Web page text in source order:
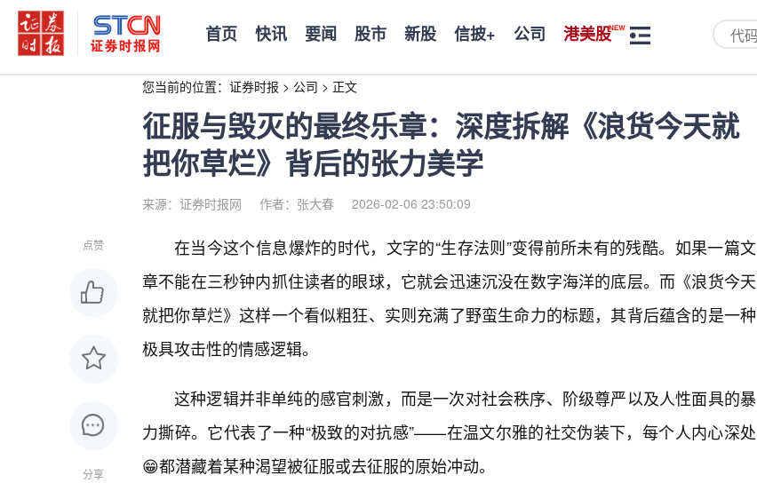
首页 快讯 要闻 股市 新股 信披+ 公司 港美股
您当前的位置： 证券时报 > 公司 > 正文
征服与毁灭的最终乐章：深度拆解《浪货今天就
把你草烂》背后的张力美学
来源：证券时报网 作者：张大春 2026-02-06 23:50:09
点赞
分享
在当今这个信息爆炸的时代，文字的“生存法则”变得前所未有的残酷。如果一篇文
章不能在三秒钟内抓住读者的眼球，它就会迅速沉没在数字海洋的底层。而《浪货今天
就把你草烂》这样一个看似粗狂、实则充满了野蛮生命力的标题，其背后蕴含的是一种
极具攻击性的情感逻辑。
这种逻辑并非单纯的感官刺激，而是一次对社会秩序、阶级尊严以及人性面具的暴
力撕碎。它代表了一种“极致的对抗感”——在温文尔雅的社交伪装下，每个人内心深处
😁都潜藏着某种渴望被征服或去征服的原始冲动。